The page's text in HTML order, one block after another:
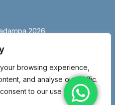
browsing experience,
and analyse our traffic.
to our use of
2026